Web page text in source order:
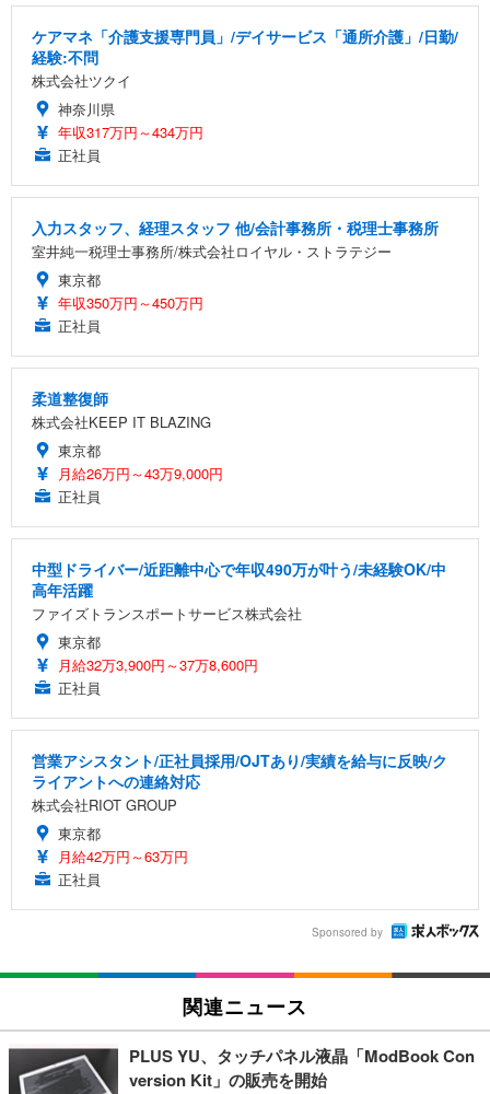
ケアマネ「介護支援専門員」/デイサービス「通所介護」/日勤/
経験:不問
株式会社ツクイ
神奈川県
年収317万円～434万円
正社員
入力スタッフ、経理スタッフ 他/会計事務所・税理士事務所
室井純一税理士事務所/株式会社ロイヤル・ストラテジー
東京都
年収350万円～450万円
正社員
柔道整復師
株式会社KEEP IT BLAZING
東京都
月給26万円～43万9,000円
正社員
中型ドライバー/近距離中心で年収490万が叶う/未経験OK/中
高年活躍
ファイズトランスポートサービス株式会社
東京都
月給32万3,900円～37万8,600円
正社員
営業アシスタント/正社員採用/OJTあり/実績を給与に反映/ク
ライアントへの連絡対応
株式会社RIOT GROUP
東京都
月給42万円～63万円
正社員
Sponsored by
関連ニュース
PLUS YU、タッチパネル液晶「ModBook Con
version Kit」の販売を開始